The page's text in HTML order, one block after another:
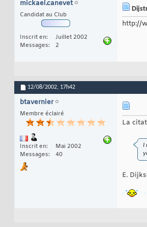
mickael.canevet
Candidat au Club
Inscrit en
Juillet 2002
Messages
2
http://
12/08/2002, 17h42
btavernier
Membre éclairé
Inscrit en
Mai 2002
Messages
40
La
I
E.